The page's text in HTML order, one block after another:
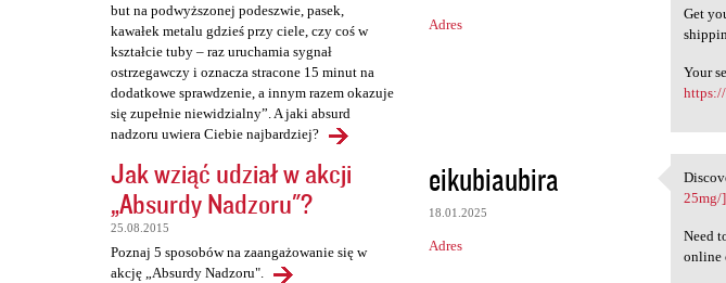
but na podwyższonej podeszwie, pasek,
kawałek metalu gdzieś przy ciele, czy coś w
kształcie tuby – raz uruchamia sygnał
ostrzegawczy i oznacza stracone 15 minut na
dodatkowe sprawdzenie, a innym razem okazuje
się zupełnie niewidzialny”. A jaki absurd
nadzoru uwiera Ciebie najbardziej?
Jak wziąć udział w akcji
„Absurdy Nadzoru"?
25.08.2015
Poznaj 5 sposobów na zaangażowanie się w
akcję „Absurdy Nadzoru".
Adres
Get
Your
eikubiaubira
18.01.2025
Adres
25mg/
Need
online